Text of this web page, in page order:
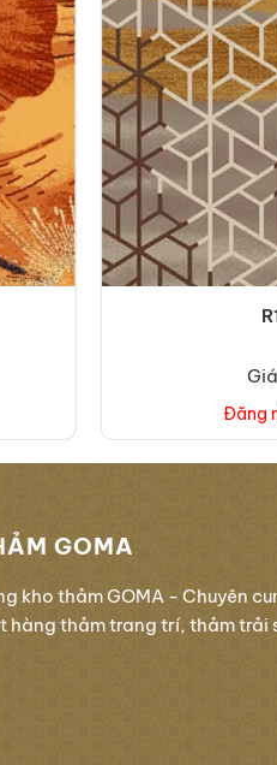
Đăng
GOMA
kho thảm GOMA - Chuyên
hàng thảm trang trí, thảm trải